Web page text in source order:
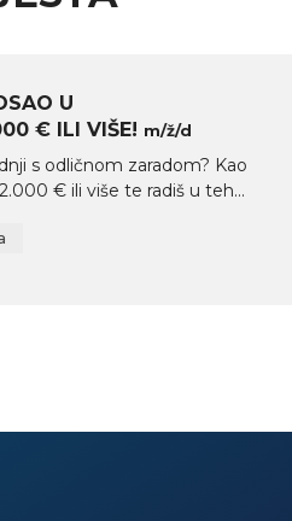
U
€ ILI VIŠE! m/ž/d
s odličnom zaradom? Kao
€ ili više te radiš u teh...